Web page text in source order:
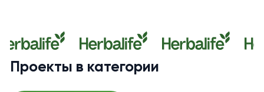
Проекты в категории